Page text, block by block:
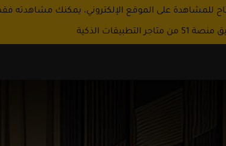
للمشاهدة على الموقع الإلكتروني، يمكنك مشاهدته
الذكية